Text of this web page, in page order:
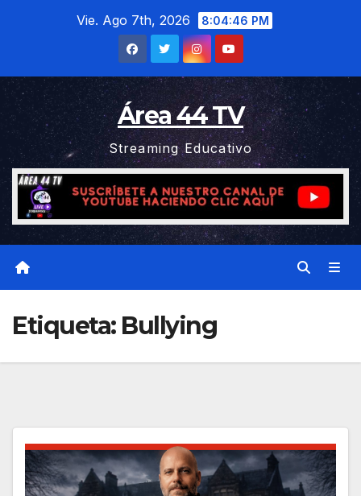
Vie. Ago 7th, 2026 8:04:47 PM
Área 44 TV
Streaming Educativo
Etiqueta: Bullying